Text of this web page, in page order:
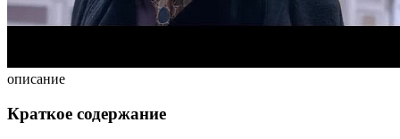
описание
Краткое содержание